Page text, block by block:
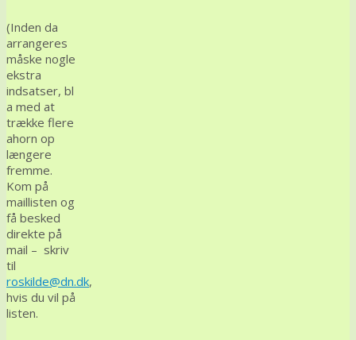
(Inden da
arrangeres
måske nogle
ekstra
indsatser, bl
a med at
trække flere
ahorn op
længere
fremme.
Kom på
maillisten og
få besked
direkte på
mail – skriv
til
roskilde@dn.dk,
hvis du vil på
listen.